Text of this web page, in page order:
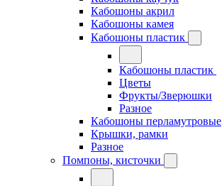
Кабошоны акрил
Кабошоны камея
Кабошоны пластик
Кабошоны пластик
Цветы
Фрукты/Зверюшки
Разное
Кабошоны перламутровые
Крышки, рамки
Разное
Помпоны, кисточки